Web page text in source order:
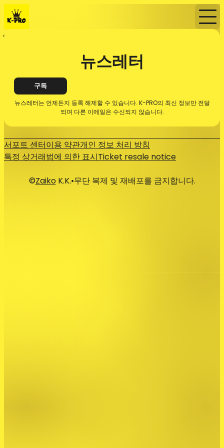
홈
뉴스레터
구독
뉴스레터는 언제든지 등록 해제할 수 있습니다. K-PRO의 최신 정보만 전달
되며 다른 이메일은 수신되지 않습니다.
서포트 센터이용 약관개인 정보 처리 방침
특정 상거래법에 의한 표시Ticket resale notice
©ZaikoK.K.•무단 복제 및 재배포를 금지합니다.